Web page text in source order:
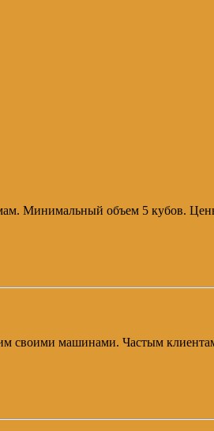
Минимальный объем 5 кубов.
своими машинами. Частым